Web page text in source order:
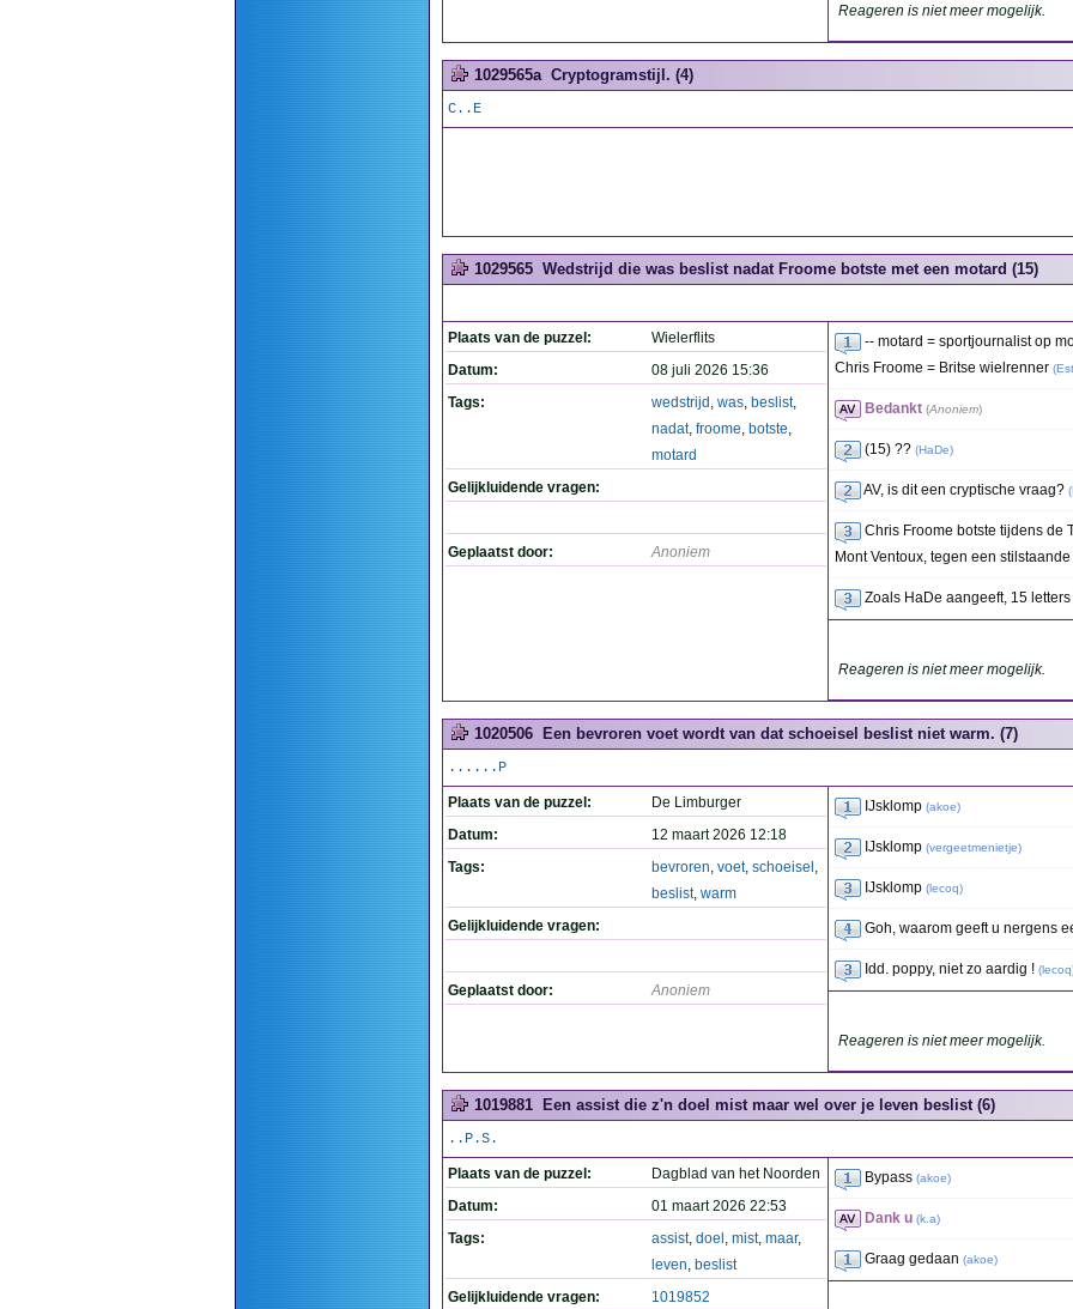
Reageren is niet meer mogelijk.
1029565a Cryptogramstijl. (4)
C..E
1029565 Wedstrijd die was beslist nadat Froome botste met een motard (15)
Plaats van de puzzel:
Wielerflits
Datum:
08 juli 2026 15:36
Tags:
wedstrijd , was, beslist,
nadat, froome, botste,
motard
Gelijkluidende vragen:
Geplaatst door: Anoniem
-- motard = sportjournalist op
Chris Froome = Britse wielrenner (
Bedankt (Anoniem)
(15) ?? (HaDe)
AV, is dit een cryptische vraag? (
Chris Froome botste tijdens de
Mont Ventoux, tegen een
Zoals HaDe aangeeft, 15 letters
Reageren is niet meer mogelijk.
1020506 Een bevroren voet wordt van dat schoeisel beslist niet warm. (7)
......P
Plaats van de puzzel:
De Limburger
Datum:
12 maart 2026 12:18
Tags:
bevroren, voet, schoeisel ,
beslist, warm
Gelijkluidende vragen:
Geplaatst door: Anoniem
IJsklomp (akoe)
IJsklomp (vergeetmenietje)
IJsklomp (lecoq)
Goh, waarom geeft u nergens
Idd. poppy, niet zo aardig ! (lecoq
Reageren is niet meer mogelijk.
1019881 Een assist die z'n doel mist maar wel over je leven beslist (6)
..P.S.
Plaats van de puzzel:
Dagblad van het Noorden
Datum:
01 maart 2026 22:53
Tags:
assist, doel , mist, maar,
leven, beslist
Gelijkluidende vragen:
1019852
Bypass (akoe)
Dank u (k.a)
Graag gedaan (akoe)